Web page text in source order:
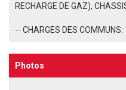
RECHARGE DE GAZ),
-- CHARGES DES
Photos